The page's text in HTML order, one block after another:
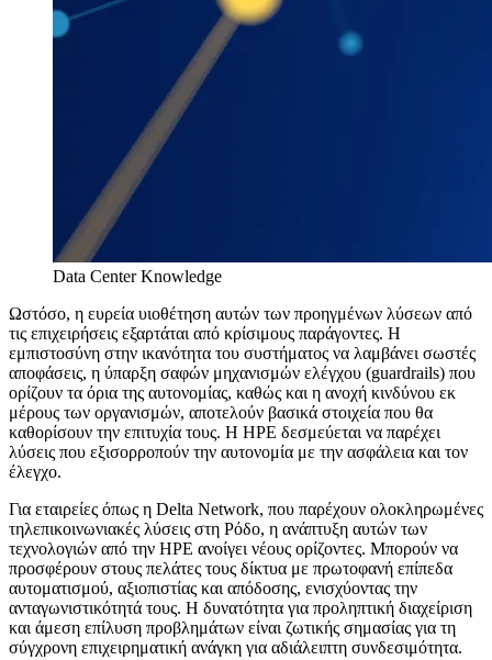
Data Center Knowledge
Ωστόσο, η ευρεία υιοθέτηση αυτών των προηγμένων λύσεων από
τις επιχειρήσεις εξαρτάται από κρίσιμους παράγοντες. Η
εμπιστοσύνη στην ικανότητα του συστήματος να λαμβάνει σωστές
αποφάσεις, η ύπαρξη σαφών μηχανισμών ελέγχου (guardrails) που
ορίζουν τα όρια της αυτονομίας, καθώς και η ανοχή κινδύνου εκ
μέρους των οργανισμών, αποτελούν βασικά στοιχεία που θα
καθορίσουν την επιτυχία τους. Η HPE δεσμεύεται να παρέχει
λύσεις που εξισορροπούν την αυτονομία με την ασφάλεια και τον
έλεγχο.
Για εταιρείες όπως η Delta Network, που παρέχουν ολοκληρωμένες
τηλεπικοινωνιακές λύσεις στη Ρόδο, η ανάπτυξη αυτών των
τεχνολογιών από την HPE ανοίγει νέους ορίζοντες. Μπορούν να
προσφέρουν στους πελάτες τους δίκτυα με πρωτοφανή επίπεδα
αυτοματισμού, αξιοπιστίας και απόδοσης, ενισχύοντας την
ανταγωνιστικότητά τους. Η δυνατότητα για προληπτική διαχείριση
και άμεση επίλυση προβλημάτων είναι ζωτικής σημασίας για τη
σύγχρονη επιχειρηματική ανάγκη για αδιάλειπτη συνδεσιμότητα.